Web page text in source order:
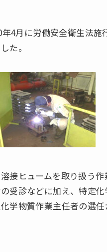
年4月に労働安全衛生法
た。
接ヒュームを取り扱う
受診などに加え、特定
学物質作業主任者の選任